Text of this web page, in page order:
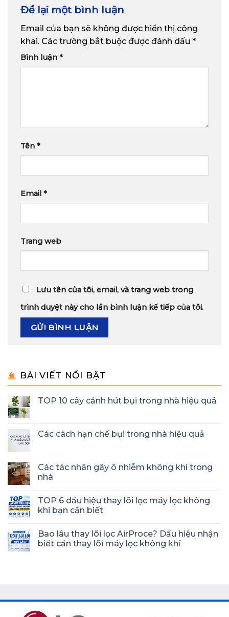
Để lại một bình luận
Email của bạn sẽ không được hiển thị công
khai. Các trường bắt buộc được đánh dấu *
Bình luận *
Tên *
Email *
Trang web
Lưu tên của tôi, email, và trang web trong
trình duyệt này cho lần bình luận kế tiếp của tôi.
BÀI VIẾT NỔI BẬT
TOP 10 cây cảnh hút bụi trong nhà hiệu quả
Các cách hạn chế bụi trong nhà hiệu quả
Các tác nhân gây ô nhiễm không khí trong
nhà
TOP 6 dấu hiệu thay lõi lọc máy lọc không
khi bạn cần biết
Bao lâu thay lõi lọc AirProce? Dấu hiệu nhận
biết cần thay lõi máy lọc không khí